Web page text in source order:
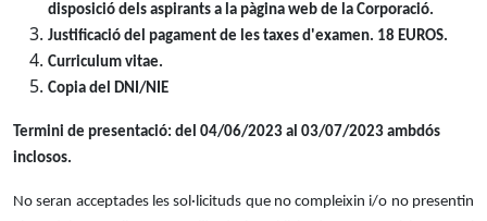
disposició dels aspirants a la pàgina web de la Corporació.
Justificació del pagament de les taxes d'examen. 18 EUROS.
Curriculum vitae.
Copia del DNI/NIE
Termini de presentació: del 04/06/2023 al 03/07/2023 ambdós
inclosos.
No seran acceptades les sol·licituds que no compleixin i/o no presentin